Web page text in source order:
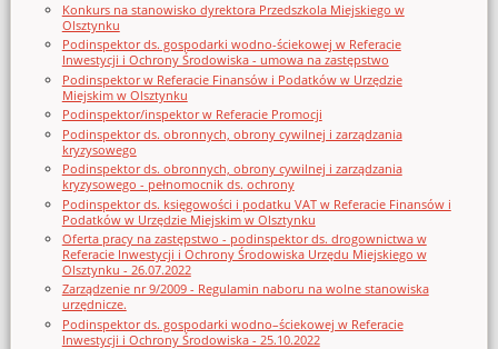
Konkurs na stanowisko dyrektora Przedszkola Miejskiego w
Olsztynku
Podinspektor ds. gospodarki wodno-ściekowej w Referacie
Inwestycji i Ochrony Środowiska - umowa na zastępstwo
Podinspektor w Referacie Finansów i Podatków w Urzędzie
Miejskim w Olsztynku
Podinspektor/inspektor w Referacie Promocji
Podinspektor ds. obronnych, obrony cywilnej i zarządzania
kryzysowego
Podinspektor ds. obronnych, obrony cywilnej i zarządzania
kryzysowego - pełnomocnik ds. ochrony
Podinspektor ds. księgowości i podatku VAT w Referacie Finansów i
Podatków w Urzędzie Miejskim w Olsztynku
Oferta pracy na zastępstwo - podinspektor ds. drogownictwa w
Referacie Inwestycji i Ochrony Środowiska Urzędu Miejskiego w
Olsztynku - 26.07.2022
Zarządzenie nr 9/2009 - Regulamin naboru na wolne stanowiska
urzędnicze.
Podinspektor ds. gospodarki wodno–ściekowej w Referacie
Inwestycji i Ochrony Środowiska - 25.10.2022